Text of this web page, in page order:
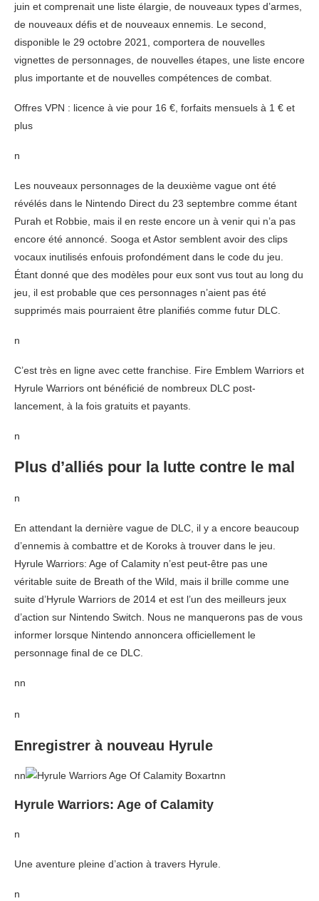
juin et comprenait une liste élargie, de nouveaux types d’armes,
de nouveaux défis et de nouveaux ennemis. Le second,
disponible le 29 octobre 2021, comportera de nouvelles
vignettes de personnages, de nouvelles étapes, une liste encore
plus importante et de nouvelles compétences de combat.
Offres VPN : licence à vie pour 16 €, forfaits mensuels à 1 € et
plus
n
Les nouveaux personnages de la deuxième vague ont été
révélés dans le Nintendo Direct du 23 septembre comme étant
Purah et Robbie, mais il en reste encore un à venir qui n’a pas
encore été annoncé. Sooga et Astor semblent avoir des clips
vocaux inutilisés enfouis profondément dans le code du jeu.
Étant donné que des modèles pour eux sont vus tout au long du
jeu, il est probable que ces personnages n’aient pas été
supprimés mais pourraient être planifiés comme futur DLC.
n
C’est très en ligne avec cette franchise. Fire Emblem Warriors et
Hyrule Warriors ont bénéficié de nombreux DLC post-
lancement, à la fois gratuits et payants.
n
Plus d’alliés pour la lutte contre le mal
n
En attendant la dernière vague de DLC, il y a encore beaucoup
d’ennemis à combattre et de Koroks à trouver dans le jeu.
Hyrule Warriors: Age of Calamity n’est peut-être pas une
véritable suite de Breath of the Wild, mais il brille comme une
suite d’Hyrule Warriors de 2014 et est l’un des meilleurs jeux
d’action sur Nintendo Switch. Nous ne manquerons pas de vous
informer lorsque Nintendo annoncera officiellement le
personnage final de ce DLC.
nn
n
Enregistrer à nouveau Hyrule
nn nn
Hyrule Warriors: Age of Calamity
n
Une aventure pleine d’action à travers Hyrule.
n